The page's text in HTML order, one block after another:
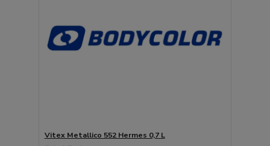
Vitex Metallico 552 Hermes 0,7 L